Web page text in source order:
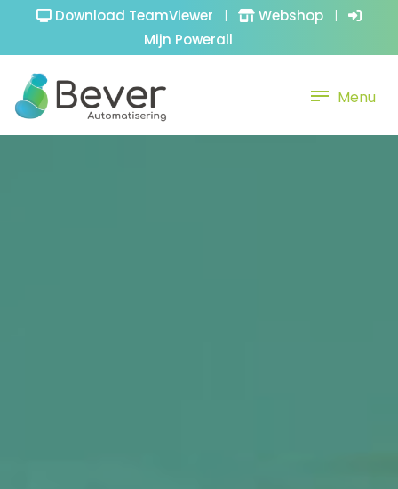
Download TeamViewer | Webshop |
Mijn Powerall
Menu